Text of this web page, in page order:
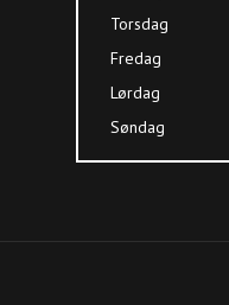
Torsdag
Fredag
Lørdag
Søndag